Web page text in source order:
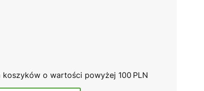
koszyków o wartości powyżej 100 PLN